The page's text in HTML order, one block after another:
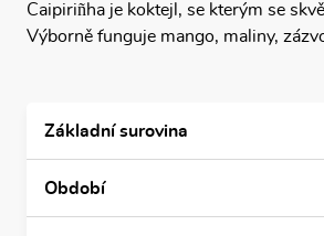
Caipiriñha je koktejl, se kterým se
Výborně funguje mango, maliny,
Základní surovina
Období